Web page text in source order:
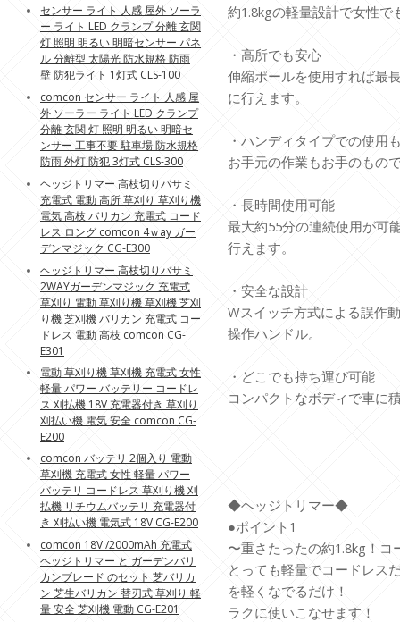
約1.8kgの軽量設計で女性で
・高所でも安心
伸縮ポールを使用すれば最
に行えます。
・ハンディタイプでの使用
お手元の作業もお手のもの
・長時間使用可能
最大約55分の連続使用が可
行えます。
・安全な設計
Wスイッチ方式による誤作
操作ハンドル。
・どこでも持ち運び可能
コンパクトなボディで車に
◆ヘッジトリマー◆
●ポイント1
〜重さたったの約1.8kg！
とっても軽量でコードレス
を軽くなでるだけ！
ラクに使いこなせます！
センサー ライト 人感 屋外 ソーラ
ー ライト LED クランプ 分離 玄関
灯 照明 明るい 明暗センサー パネ
ル 分離型 太陽光 防水規格 防雨
壁 防犯ライト 1灯式 CLS-100
comcon センサー ライト 人感 屋
外 ソーラー ライト LED クランプ
分離 玄関 灯 照明 明るい 明暗セ
ンサー 工事不要 駐車場 防水規格
防雨 外灯 防犯 3灯式 CLS-300
ヘッジトリマー 高枝切りバサミ
充電式 電動 高所 草刈り 草刈り機
電気 高枝 バリカン 充電式 コード
レス ロング comcon 4ｗay ガー
デンマジック CG-E300
ヘッジトリマー 高枝切りバサミ
2WAYガーデンマジック 充電式
草刈り 電動 草刈り機 草刈機 芝刈
り機 芝刈機 バリカン 充電式 コー
ドレス 電動 高枝 comcon CG-
E301
電動 草刈り機 草刈機 充電式 女性
軽量 パワー バッテリー コードレ
ス 刈払機 18V 充電器付き 草刈り
刈払い機 電気 安全 comcon CG-
E200
comcon バッテリ 2個入り 電動
草刈機 充電式 女性 軽量 パワー
バッテリ コードレス 草刈り機 刈
払機 リチウムバッテリ 充電器付
き 刈払い機 電気式 18V CG-E200
comcon 18V /2000mAh 充電式
ヘッジトリマー と ガーデンバリ
カンブレード のセット 芝バリカ
ン 芝生バリカン 替刃式 草刈り 軽
量 安全 芝刈機 電動 CG-E201